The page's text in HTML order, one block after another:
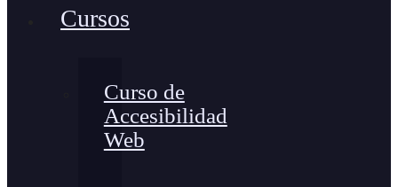
Cursos
Curso de
Accesibilidad
Web